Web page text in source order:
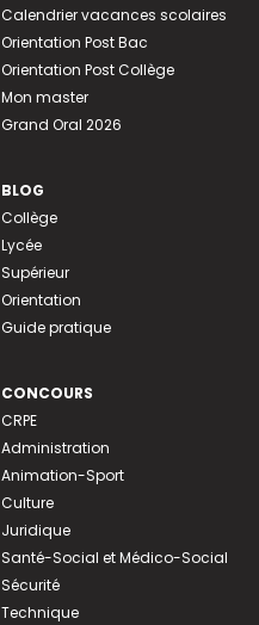
Calendrier vacances scolaires
Orientation Post Bac
Orientation Post Collège
Mon master
Grand Oral 2026
BLOG
Collège
Lycée
Supérieur
Orientation
Guide pratique
CONCOURS
CRPE
Administration
Animation-Sport
Culture
Juridique
Santé-Social et Médico-Social
Sécurité
Technique